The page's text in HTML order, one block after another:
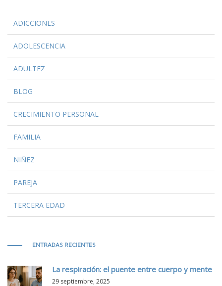
ADICCIONES
ADOLESCENCIA
ADULTEZ
BLOG
CRECIMIENTO PERSONAL
FAMILIA
NIÑEZ
PAREJA
TERCERA EDAD
ENTRADAS RECIENTES
La respiración: el puente entre cuerpo y mente
29 septiembre, 2025